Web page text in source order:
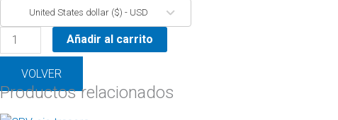
United States dollar ($) - USD
Añadir al carrito
VOLVER
Productos relacionados